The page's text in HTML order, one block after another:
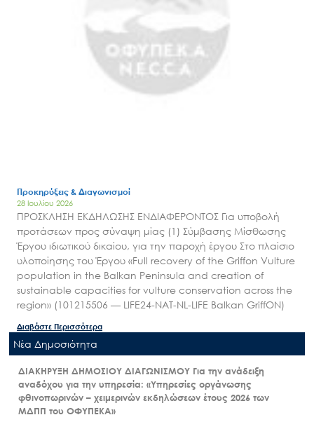
Προκηρύξεις & Διαγωνισμοί
28 Ιουλίου 2026
ΠΡΟΣΚΛΗΣΗ ΕΚΔΗΛΩΣΗΣ ΕΝΔΙΑΦΕΡΟΝΤΟΣ Για υποβολή
προτάσεων προς σύναψη μίας (1) Σύμβασης Μίσθωσης
Έργου ιδιωτικού δικαίου, για την παροχή έργου Στο πλαίσιο
υλοποίησης του Έργου «Full recovery of the Griffon Vulture
population in the Balkan Peninsula and creation of
sustainable capacities for vulture conservation across the
region» (101215506 — LIFE24-NAT-NL-LIFE Balkan GriffON)
Διαβάστε Περισσότερα
Nέα Δημοσιότητα
ΔΙΑΚΗΡΥΞΗ ΔΗΜΟΣΙΟΥ ΔΙΑΓΩΝΙΣΜΟΥ Για την ανάδειξη
αναδόχου για την υπηρεσία: «Υπηρεσίες οργάνωσης
φθινοπωρινών – χειμερινών εκδηλώσεων έτους 2026 των
ΜΔΠΠ του ΟΦΥΠΕΚΑ»